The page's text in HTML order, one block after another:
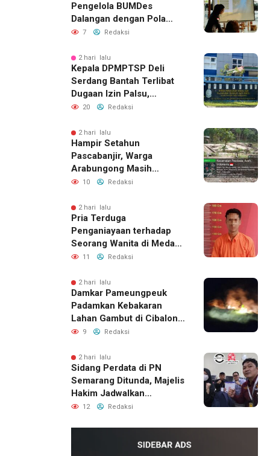
Pengelola BUMDes
Dalangan dengan Pola
Pikir Inovatif
7 Redaksi
2 hari lalu
Kepala DPMPTSP Deli
Serdang Bantah Terlibat
Dugaan Izin Palsu,
Tegaskan Proses
Jalur Resmi
20 Redaksi
2 hari lalu
Hampir Setahun
Pascabanjir, Warga
Arabungong Masih
Menunggu Bantuan
10 Redaksi
2 hari lalu
Pria Terduga
Penganiayaan terhadap
Seorang Wanita di Medan
Ditangkap Polisi
11 Redaksi
2 hari lalu
Damkar Pameungpeuk
Padamkan Kebakaran
Lahan Gambut di Cibalong,
Permukiman Warga
9 Redaksi
2 hari lalu
Sidang Perdata di PN
Semarang Ditunda, Majelis
Hakim Jadwalkan
Pemanggilan Ulang BPR
12 Redaksi